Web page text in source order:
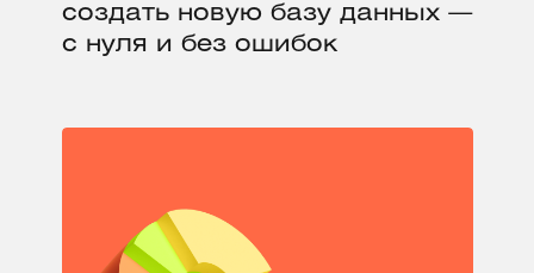
создать новую базу данных —
с нуля и без ошибок